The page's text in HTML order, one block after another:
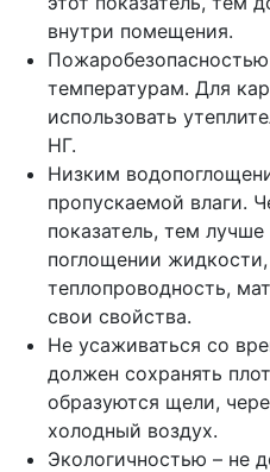
внутри помещения.
температурам. Для
использовать
НГ.
Низким
пропускаемой влаги.
показатель, тем
поглощении жидкости,
теплопроводность,
свои свойства.
Не усаживаться со
должен сохранять
образуются щели,
холодный воздух.
Экологичностью – не